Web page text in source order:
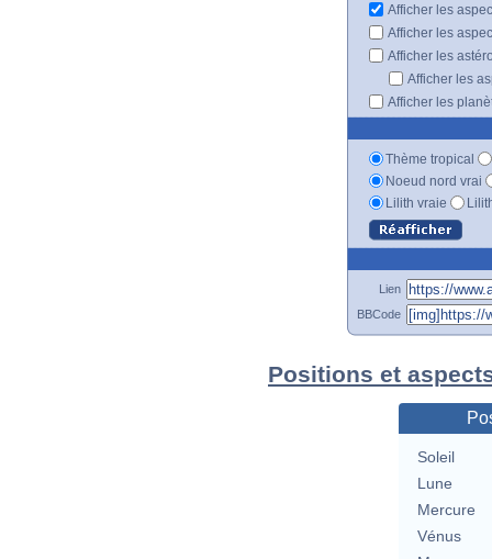
Afficher les
Afficher les
Afficher les
Afficher les
Afficher les
Thème tropical
Noeud nord vrai
Lilith vraie
Lien
BBCode
Positions et
Soleil
Lune
Mercure
Vénus